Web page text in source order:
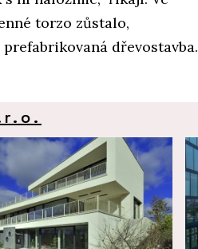
torzo zůstalo,
dřevostavba.